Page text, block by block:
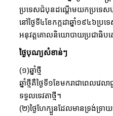
ប្រទេសជ៉បុនដណ្តើមយកប្រទេសហ៊្
នៅថ្ងៃទី៤ខែកក្កដាឆ្នាំ១៩៤៦ប្រទ
អនុវត្តគោលនិយោបាយប្រជាធិបត
ថ្ងៃបុណ្យសំខាន់ៗ
(១)ឆ្នាំថ្មី
ឆ្នាំថ្មីគឺថ្ងៃទី១ខែមករាជាពេលវ
ទទួលទេវតាថ្មី។
(២)ថ្ងៃហែក្បួនដែលមានទ្រង់ទ្រ